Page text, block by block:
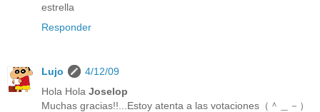
estrella
Responder
Lujo
4/12/09
Hola Hola Joselop
Muchas gracias!!...Estoy atenta a las votaciones（＾＿－）